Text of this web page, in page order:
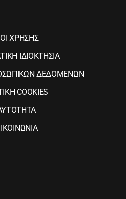
ΧΡΗΣΗΣ
ΙΔΙΟΚΤΗΣΙΑ
ΔΕΔΟΜΕΝΩΝ
COOKIES